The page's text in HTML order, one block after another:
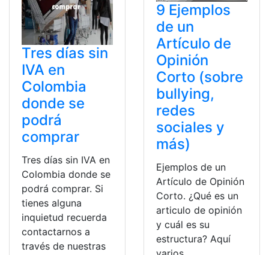
Tres días sin
IVA en
Colombia
donde se
podrá
comprar
Tres días sin IVA en
Colombia donde se
podrá comprar. Si
tienes alguna
inquietud recuerda
contactarnos a
través de nuestras
9 Ejemplos
de un
Artículo de
Opinión
Corto (sobre
bullying,
redes
sociales y
más)
Ejemplos de un
Artículo de Opinión
Corto. ¿Qué es un
articulo de opinión
y cuál es su
estructura? Aquí